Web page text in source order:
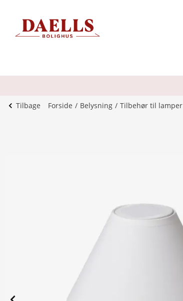
Tilbage Forside Belysning Tilbehør til lamper